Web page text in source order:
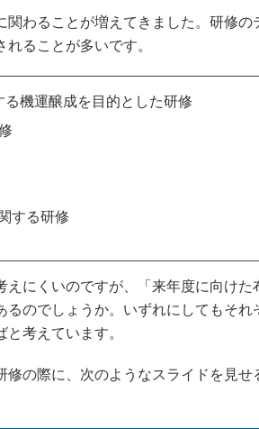
わることが増えてきました。研修の
ることが多いです。
機運醸成を目的とした研修
する研修
にくいのですが、「来年度に向けた
のでしょうか。いずれにしてもそれ
考えています。
の際に、次のようなスライドを見せ